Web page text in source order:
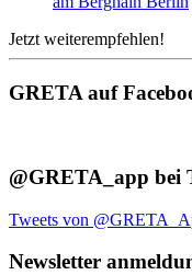
Jetzt weiterempfehlen!
GRETA auf
@GRETA_app bei
Tweets von
Newsletter